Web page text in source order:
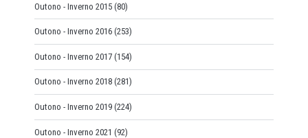
Outono - Inverno 2015 (80)
Outono - Inverno 2016 (253)
Outono - Inverno 2017 (154)
Outono - Inverno 2018 (281)
Outono - Inverno 2019 (224)
Outono - Inverno 2021 (92)